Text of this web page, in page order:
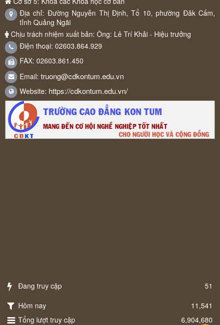
Địa chỉ: Đường Nguyễn Thị Định, Tổ 10, phường Đăk Cấm,
tỉnh Quảng Ngãi
Chịu trách nhiệm xuất bản: Ông: Lê Trí Khải - Hiệu trưởng
Điện thoại: 02603.864.929
FAX: 02603.861.450
Email: truong@cdkontum.edu.vn
Website: https://cdkontum.edu.vn/
Đang truy cập
51
Hôm nay
11,541
Tổng lượt truy cập
6,904,680